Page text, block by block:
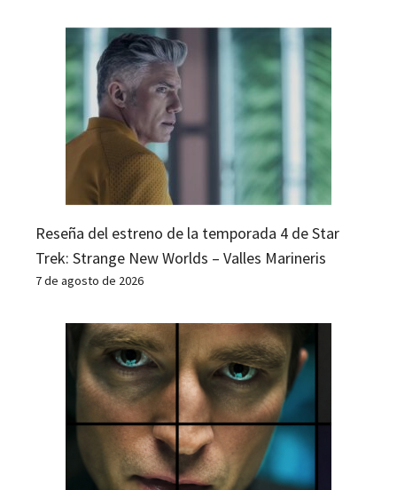
Reseña del estreno de la temporada 4 de Star
Trek: Strange New Worlds – Valles Marineris
7 de agosto de 2026